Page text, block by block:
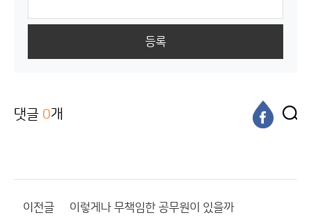
등록
댓글 0개
이전글 이렇게나 무책임한 공무원이 있을까